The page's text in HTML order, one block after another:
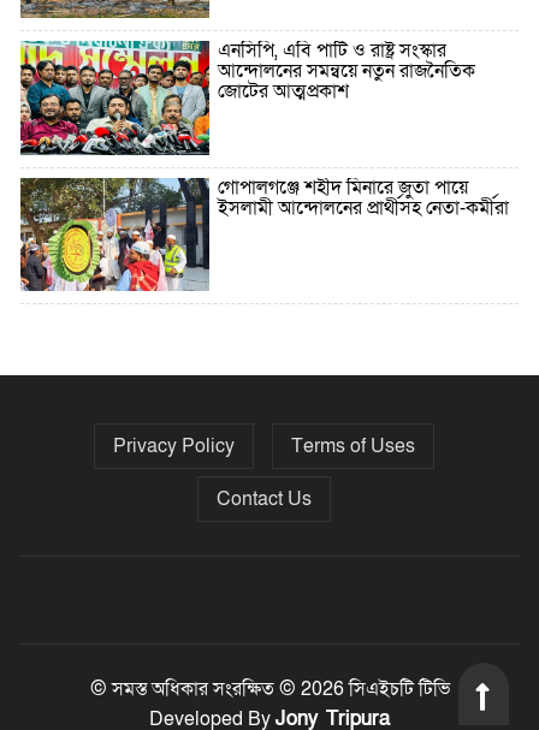
এনসিপি, এবি পার্টি ও রাষ্ট্র সংস্কার
আন্দোলনের সমন্বয়ে নতুন রাজনৈতিক
জোটের আত্মপ্রকাশ
গোপালগঞ্জে শহীদ মিনারে জুতা পায়ে
ইসলামী আন্দোলনের প্রার্থীসহ নেতা-কর্মীরা
নির্বাচনের তফসিল ৮-১৫ ডিসেম্বরের মধ্যে
Privacy Policy
Terms of Uses
Contact Us
© সমস্ত অধিকার সংরক্ষিত © 2026 সিএইচটি টিভি
Developed ByJony Tripura